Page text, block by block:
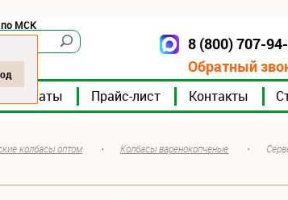
по МСК
Прайс-лист Контакты
8 (800) 707-
Обратный
колбасы оптом • Колбасы варенокопченые •